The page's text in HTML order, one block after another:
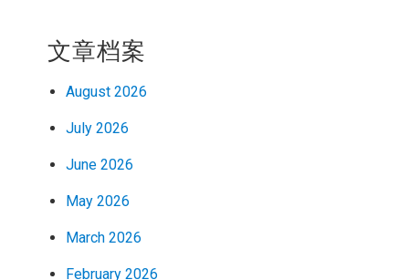
文章档案
August 2026
July 2026
June 2026
May 2026
March 2026
February 2026